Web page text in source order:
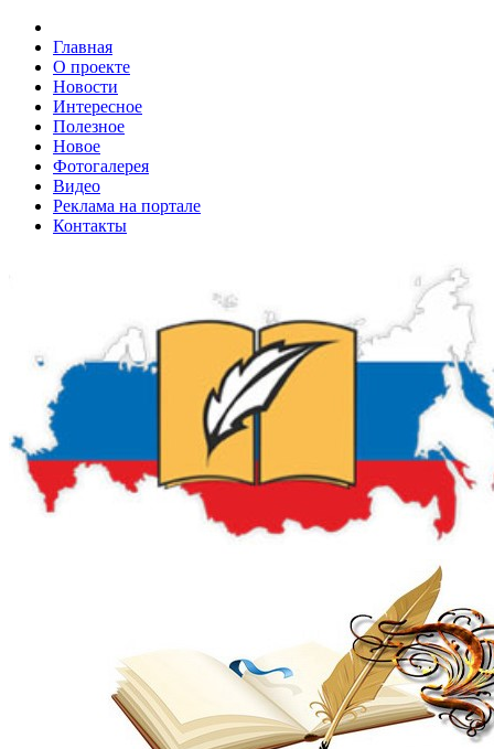
Главная
О проекте
Новости
Интересное
Полезное
Новое
Фотогалерея
Видео
Реклама на портале
Контакты